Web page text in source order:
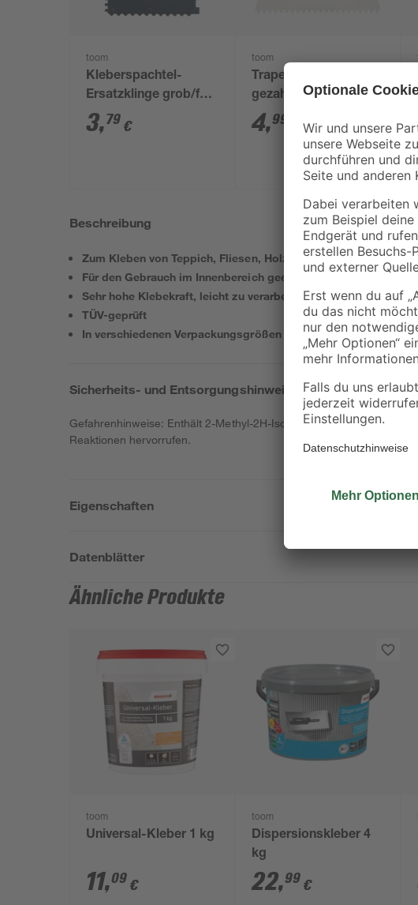
toom
Kleberspachtel-
Ersatzklinge grob/fein
gezahnt
3,79 €
toom
Trapezspachtel
gezahnt 18 cm
4,99
Beschreibung
Zum Kleben von Teppich, Fliesen, Holz und mehr
Für den Gebrauch im Innenbereich geeignet
Sehr hohe Klebekraft, leicht zu verarbeiten
TÜV-geprüft
In verschiedenen Verpackungsgrößen erhältlich
Sicherheits- und Entsorgungshinweise
Gefahrenhinweise: Enthält 2-Methyl-2H-Isothiazol-3-on,
Reaktionen hervorrufen.
Eigenschaften
Datenblätter
Ähnliche Produkte
toom
Universal-Kleber 1 kg
11,09 €
toom
Dispersionskleber 4
kg
22,99 €